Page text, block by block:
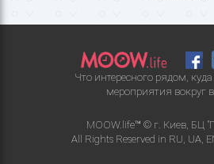
Что интересного рядом,
мероприятия вокруг
MOOW.life™ © г. Киев, БЦ
All Rights Reserved in RU, UA,